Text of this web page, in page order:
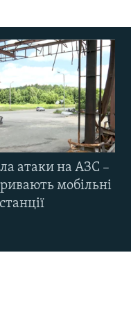
атаки на АЗС –
мобільні